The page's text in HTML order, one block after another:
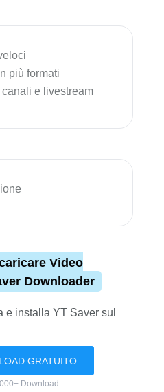
più formati
e livestream
Video
Downloader
e installa YT Saver sul
GRATUITO
Download